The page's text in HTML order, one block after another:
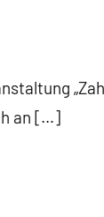
an […]